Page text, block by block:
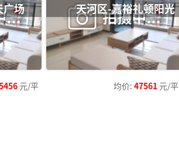
广场
元/平
天河区-嘉裕礼顿阳光
均价: 47561元/平